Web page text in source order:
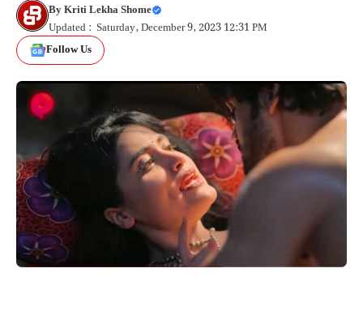
ByKriti Lekha Shome
Updated : Saturday, December 9, 2023 12:31 PM
Follow Us